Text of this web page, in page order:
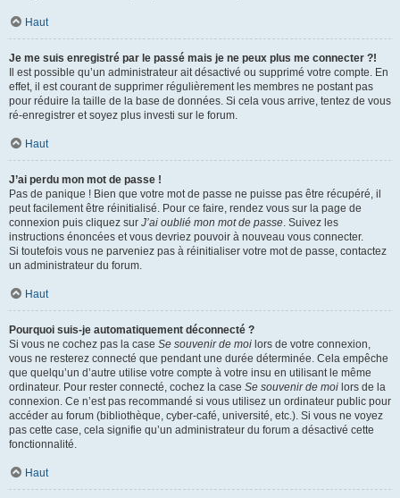
Haut
Je me suis enregistré par le passé mais je ne peux plus me connecter ?!
Il est possible qu’un administrateur ait désactivé ou supprimé votre compte. En
effet, il est courant de supprimer régulièrement les membres ne postant pas
pour réduire la taille de la base de données. Si cela vous arrive, tentez de vous
ré-enregistrer et soyez plus investi sur le forum.
Haut
J’ai perdu mon mot de passe !
Pas de panique ! Bien que votre mot de passe ne puisse pas être récupéré, il
peut facilement être réinitialisé. Pour ce faire, rendez vous sur la page de
connexion puis cliquez sur J’ai oublié mon mot de passe. Suivez les
instructions énoncées et vous devriez pouvoir à nouveau vous connecter.
Si toutefois vous ne parveniez pas à réinitialiser votre mot de passe, contactez
un administrateur du forum.
Haut
Pourquoi suis-je automatiquement déconnecté ?
Si vous ne cochez pas la case Se souvenir de moi lors de votre connexion,
vous ne resterez connecté que pendant une durée déterminée. Cela empêche
que quelqu’un d’autre utilise votre compte à votre insu en utilisant le même
ordinateur. Pour rester connecté, cochez la case Se souvenir de moi lors de la
connexion. Ce n’est pas recommandé si vous utilisez un ordinateur public pour
accéder au forum (bibliothèque, cyber-café, université, etc.). Si vous ne voyez
pas cette case, cela signifie qu’un administrateur du forum a désactivé cette
fonctionnalité.
Haut